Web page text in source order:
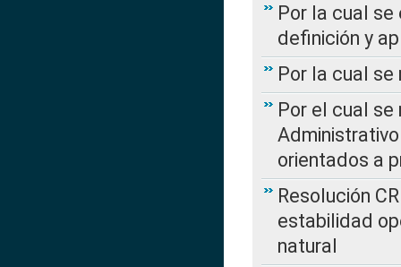
Por la cual
definición y
Por la cual
Por el cual
orientados a
Resolución
estabilidad
natural